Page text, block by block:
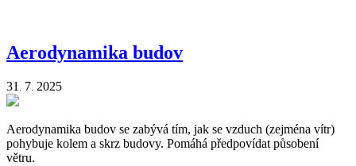
Aerodynamika budov
31 . 7. 2025
Aerodynamika budov se zabývá tím, jak se vzduch (zejména vítr)
pohybuje kolem a skrz budovy. Pomáhá předpovídat působení
větru.